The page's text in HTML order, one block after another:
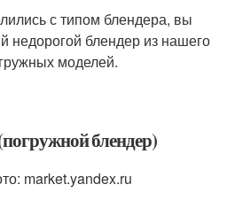
с типом блендера, вы
недорогой блендер из нашего
моделей.
блендер)
market.yandex.ru